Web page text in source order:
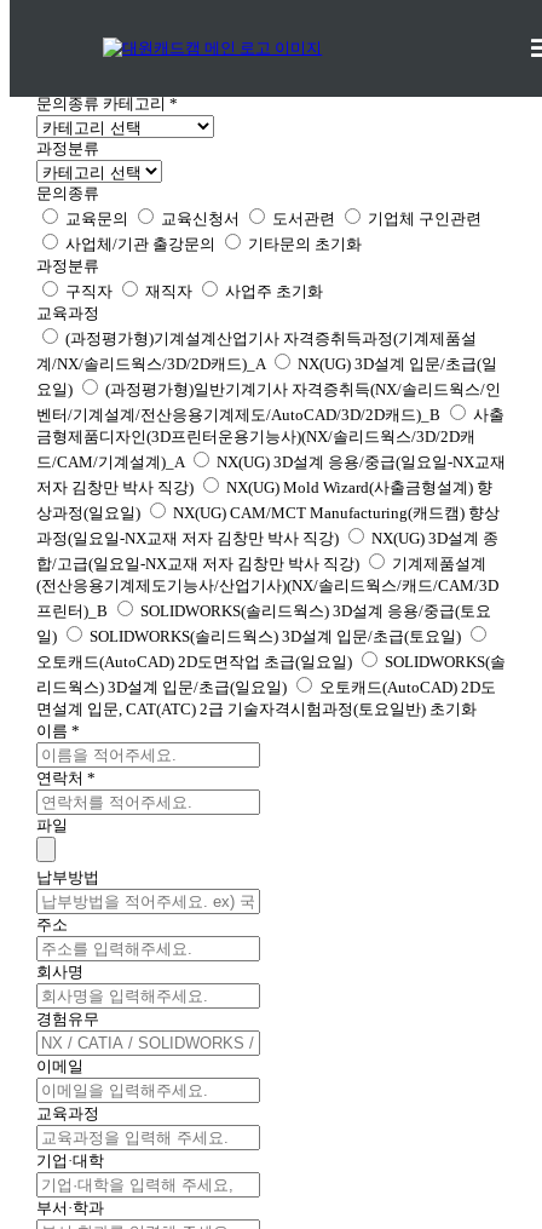
문의종류 카테고리 *
과정분류
문의종류
교육문의
교육신청서 도서관련
기업체 구인관련
사업체/기관 출강문의
기타문의 초기화
과정분류
구직자
재직자 사업주 초기화
교육과정
(과정평가형)기계설계산업기사 자격증취득과정(기계제품설
계/NX/솔리드웍스/3D/2D캐드)_A
NX(UG) 3D설계 입문/초급(일
요일)
(과정평가형)일반기계기사 자격증취득(NX/솔리드웍스/인
벤터/기계설계/전산응용기계제도/AutoCAD/3D/2D캐드)_B
사출
금형제품디자인(3D프린터운용기능사)(NX/솔리드웍스/3D/2D캐
드/CAM/기계설계)_A
NX(UG) 3D설계 응용/중급(일요일-NX교재
저자 김창만 박사 직강)
NX(UG) Mold Wizard(사출금형설계) 향
상과정(일요일)
NX(UG) CAM/MCT Manufacturing(캐드캠) 향상
과정(일요일-NX교재 저자 김창만 박사 직강)
NX(UG) 3D설계 종
합/고급(일요일-NX교재 저자 김창만 박사 직강)
기계제품설계
(전산응용기계제도기능사/산업기사)(NX/솔리드웍스/캐드/CAM/3D
프린터)_B
SOLIDWORKS(솔리드웍스) 3D설계 응용/중급(토요
일)
SOLIDWORKS(솔리드웍스) 3D설계 입문/초급(토요일)
오토캐드(AutoCAD) 2D도면작업 초급(일요일)
SOLIDWORKS(솔
리드웍스) 3D설계 입문/초급(일요일)
오토캐드(AutoCAD) 2D도
면설계 입문, CAT(ATC) 2급 기술자격시험과정(토요일반) 초기화
이름 *
연락처 *
파일
납부방법
주소
회사명
경험유무
이메일
교육과정
기업·대학
부서·학과